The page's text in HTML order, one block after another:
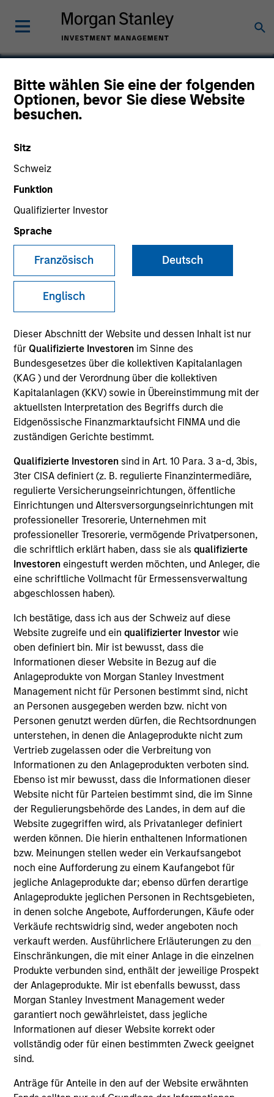
Bitte wählen Sie eine der folgenden
Optionen, bevor Sie diese Website
besuchen.
Sitz
Schweiz
Funktion
Qualifizierter Investor
Sprache
Französisch Deutsch
Englisch
Dieser Abschnitt der Website und dessen Inhalt ist nur
für Qualifizierte Investoren im Sinne des
Bundesgesetzes über die kollektiven Kapitalanlagen
(KAG ) und der Verordnung über die kollektiven
Kapitalanlagen (KKV) sowie in Übereinstimmung mit der
aktuellsten Interpretation des Begriffs durch die
Eidgenössische Finanzmarktaufsicht FINMA und die
zuständigen Gerichte bestimmt.
Qualifizierte Investoren sind in Art. 10 Para. 3 a-d, 3bis,
3ter CISA definiert (z. B. regulierte Finanzintermediäre,
regulierte Versicherungseinrichtungen, öffentliche
Einrichtungen und Altersversorgungseinrichtungen mit
professioneller Tresorerie, Unternehmen mit
professioneller Tresorerie, vermögende Privatpersonen,
die schriftlich erklärt haben, dass sie alsqualifizierte
Investoren eingestuft werden möchten, und Anleger, die
eine schriftliche Vollmacht für Ermessensverwaltung
abgeschlossen haben).
Ich bestätige, dass ich aus der Schweiz auf diese
Website zugreife und ein qualifizierter Investor wie
oben definiert bin. Mir ist bewusst, dass die
Informationen dieser Website in Bezug auf die
Anlageprodukte von Morgan Stanley Investment
Management nicht für Personen bestimmt sind, nicht
an Personen ausgegeben werden bzw. nicht von
Personen genutzt werden dürfen, die Rechtsordnungen
unterstehen, in denen die Anlageprodukte nicht zum
Vertrieb zugelassen oder die Verbreitung von
Informationen zu den Anlageprodukten verboten sind.
Ebenso ist mir bewusst, dass die Informationen dieser
Website nicht für Parteien bestimmt sind, die im Sinne
der Regulierungsbehörde des Landes, in dem auf die
Website zugegriffen wird, als Privatanleger definiert
werden können. Die hierin enthaltenen Informationen
bzw. Meinungen stellen weder ein Verkaufsangebot
noch eine Aufforderung zu einem Kaufangebot für
jegliche Anlageprodukte dar; ebenso dürfen derartige
Anlageprodukte jeglichen Personen in Rechtsgebieten,
in denen solche Angebote, Aufforderungen, Käufe oder
Verkäufe rechtswidrig sind, weder angeboten noch
verkauft werden. Ausführlichere Erläuterungen zu den
Einschränkungen, die mit einer Anlage in die einzelnen
Produkte verbunden sind, enthält der jeweilige Prospekt
der Anlageprodukte. Mir ist ebenfalls bewusst, dass
Morgan Stanley Investment Management weder
garantiert noch gewährleistet, dass jegliche
Informationen auf dieser Website korrekt oder
vollständig oder für einen bestimmten Zweck geeignet
sind.
Anträge für Anteile in den auf der Website erwähnten
Rita Medical Systems
Healthcare
COUNTRY
United States
Invested on
May 1998
Transaction Type
Follow-On
Realization Date
Jan 2006
Develops radiofrequency ablation devices for minimally
by AngioDynamics (NASDQ:ANGO).
Investment Team
Morgan Stanley Expansion Capital
As of July 25, 2025. The above is provided for informational
and educational purposes only. There is no guarantee that
the investment mentioned resulted in positive performance
(for realized holdings), or will perform well in the future (for
current holdings). The trademarks and service marks above
are the property of their respective owners. The information
on this website has not been authorized, sponsored, or
otherwise approved by such owners. By clicking on any
links shown here, you agree that you are navigating to a
third party site. We are providing these hyperlinks to you
only as a convenience and the inclusion of any hyperlink is
not and does not imply any endorsement, approval,
investigation, verification or monitoring by us of any
information contained in any hyperlinked site. In no event
shall we be responsible for the information contained on
the site or your use of such site.
Morgan Stanley